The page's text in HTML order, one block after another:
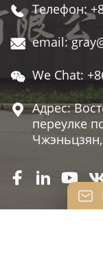
 Телефон:
 email:
 We Chat:
 Адрес:
переулке
  